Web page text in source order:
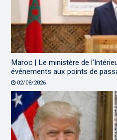
Maroc | Le ministère de
événements aux points de
02/08/2026